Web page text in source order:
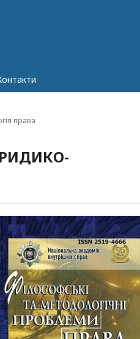
права